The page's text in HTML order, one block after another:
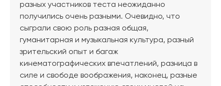
разных участников теста неожиданно
получились очень разными. Очевидно, что
сыграли свою роль разная общая,
гуманитарная и музыкальная культура, разный
зрительский опыт и багаж
кинематографических впечатлений, разница в
силе и свободе воображения, наконец, разные